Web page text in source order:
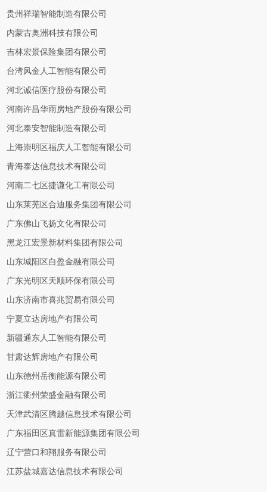
贵州祥瑞智能制造有限公司
内蒙古奥洲科技有限公司
吉林宏景保险集团有限公司
台湾风金人工智能有限公司
河北诚信医疗股份有限公司
河南许昌华雨房地产股份有限公司
河北泰安智能制造有限公司
上海崇明区福庆人工智能有限公司
青海泰达信息技术有限公司
河南二七区捷谦化工有限公司
山东莱芜区合迪服务集团有限公司
广东佛山飞扬文化有限公司
黑龙江宏景新材料集团有限公司
山东城阳区白盈金融有限公司
广东光明区天顺环保有限公司
山东济南市喜兆贸易有限公司
宁夏立达房地产有限公司
新疆通东人工智能有限公司
甘肃达辉房地产有限公司
山东德州岳衡能源有限公司
浙江衢州荣盛金融有限公司
天津武清区腾越信息技术有限公司
广东福田区真雷新能源集团有限公司
辽宁营口和翔服务有限公司
江苏盐城嘉达信息技术有限公司